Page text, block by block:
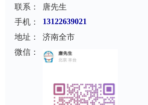
联系：
唐先生
手机：
13122639021
地址：
济南全市
微信：